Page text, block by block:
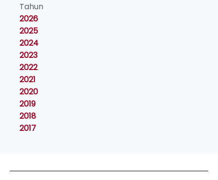
Tahun
2026
2025
2024
2023
2022
2021
2020
2019
2018
2017